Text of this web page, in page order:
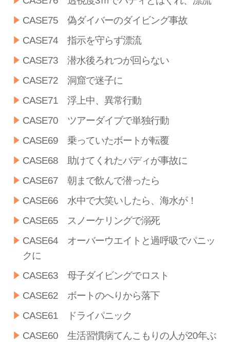
CASE75 偽ダイバーのダイビング事故
CASE74 指示を守らず漂流
CASE73 潜水後ろれつが回らない
CASE72 洞窟で迷子に
CASE71 浮上中、異常行動
CASE70 ツアーダイブで単独行動
CASE69 乗っていたボートが転覆
CASE68 助けてくれたバディが事故に
CASE67 朝まで飲んで潜ったら
CASE66 水中で大笑いしたら、海水が！
CASE65 スノーケリングで溺死
CASE64 オーバーウエイトと過呼吸でパニッ
クに
CASE63 母子ダイビングでロスト
CASE62 ボートのへりから落下
CASE61 ドライパニック
CASE60 生活習慣病てんこもりの人が20年ぶ